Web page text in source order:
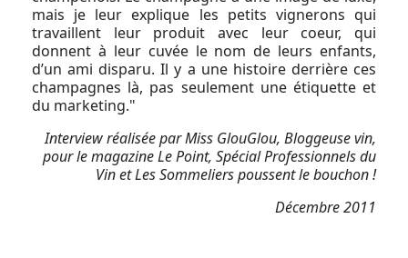
mais je leur explique les petits vignerons qui
travaillent leur produit avec leur coeur, qui
donnent à leur cuvée le nom de leurs enfants,
d’un ami disparu. Il y a une histoire derrière ces
champagnes là, pas seulement une étiquette et
du marketing."
Interview réalisée par Miss GlouGlou, Bloggeuse vin,
pour le magazine Le Point, Spécial Professionnels du
Vin et Les Sommeliers poussent le bouchon !
Décembre 2011